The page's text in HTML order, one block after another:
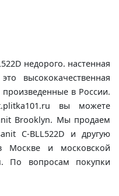
недорого. настенная
высококачественная
в России.
вы можете
Brooklyn. Мы продаем
C-BLL522D и другую
Москве и московской
По вопросам покупки